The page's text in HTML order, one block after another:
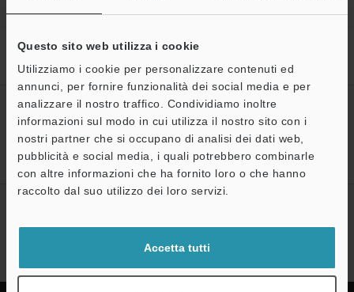
Questo sito web utilizza i cookie
Utilizziamo i cookie per personalizzare contenuti ed
annunci, per fornire funzionalità dei social media e per
analizzare il nostro traffico. Condividiamo inoltre
informazioni sul modo in cui utilizza il nostro sito con i
nostri partner che si occupano di analisi dei dati web,
pubblicità e social media, i quali potrebbero combinarle
con altre informazioni che ha fornito loro o che hanno
raccolto dal suo utilizzo dei loro servizi.
Accetta tutti
Home Prodotti Visione Sistemi di visione
Visione con AI incorporata
Download
CREA IL TUO ACCOUNT
KEYENCE
Registrati ora!